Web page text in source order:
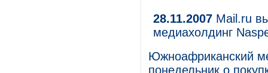
28.11.2007 Mail.ru
медиахолдинг
Южноафриканский
понедельник о